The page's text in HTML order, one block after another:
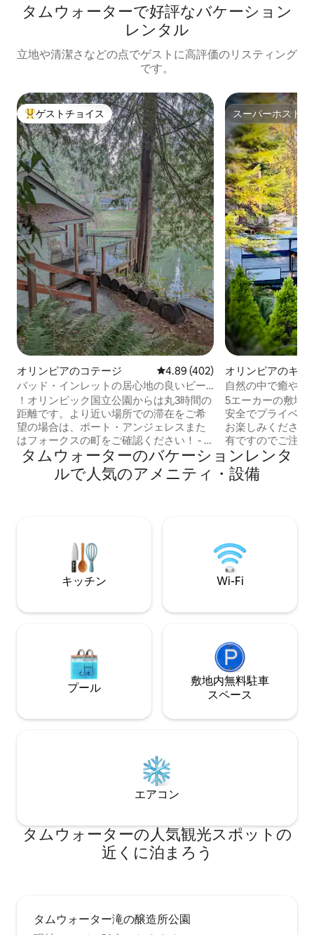
タムウォーターで好評なバケーション
レンタル
立地や清潔さなどの点でゲストに高評価のリスティング
です。
大好評のゲストチョイスです。
ゲストチョイス
オリンピアのコテージ レビュー402件、5つ星中4.89つ
4.89 (402)
バッド・インレットの居心地の良いビー
チコテージ—ペットOK！
！オリンピック国立公園からは丸3時間の
距離です。より近い場所での滞在をご希
望の場合は、ポート・アンジェレスまた
はフォークスの町をご確認ください！ - -
り、必要なものがすべて揃っています。
野生動物を観察してリラックスしましょ
の近く。年間を通じて日割りおよび週割
りでご利用いただけます。長期滞在は、
レイバー・デーとメモリアル・デーの間
にご利用いただけます。 犬とお子様の同
スーパーホスト
スーパーホスト
オリンピアのキャ
カー・RV
自然の中で癒やさ
5エーカーの敷地
安全でプライベー
お楽しみください。 敷地はオーナー
有ですのでご注意くださ
えた広々とした
バスルーム、新
フォーム・マッ
理用グレートのあ
のファイヤーリン
がら、星空や野生
タムウォーターのバケーションレンタ
ルで人気のアメニティ・設備
キッチン Wi-Fi
プール
敷地内無料駐⁠車
ス⁠ペ⁠ー⁠ス
エアコン
タムウォーターの人気観光スポットの
近くに泊まろう
タムウォーター滝の醸造所公園